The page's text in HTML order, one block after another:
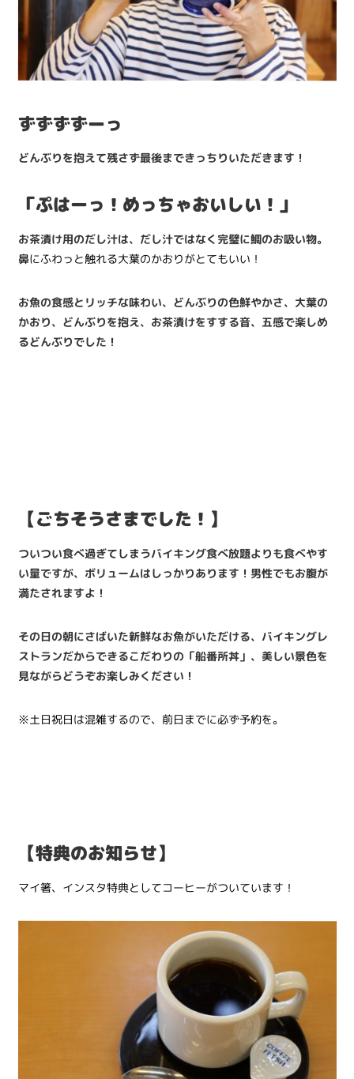
ずずずずーっ
どんぶりを抱えて残さず最後まできっちりいただきます！
「ぷはーっ！めっちゃおいしい！」
お茶漬け用のだし汁は、だし汁ではなく完璧に鯛のお吸い物。
鼻にふわっと触れる大葉のかおりがとてもいい！
お魚の食感とリッチな味わい、どんぶりの色鮮やかさ、大葉の
かおり、どんぶりを抱え、お茶漬けをすする音、五感で楽しめ
るどんぶりでした！
【ごちそうさまでした！】
ついつい食べ過ぎてしまうバイキング食べ放題よりも食べやす
い量ですが、ボリュームはしっかりあります！男性でもお腹が
満たされますよ！
その日の朝にさばいた新鮮なお魚がいただける、バイキングレ
ストランだからできるこだわりの「船番所丼」、美しい景色を
見ながらどうぞお楽しみください！
※土日祝日は混雑するので、前日までに必ず予約を。
【特典のお知らせ】
マイ箸、インスタ特典としてコーヒーがついています！